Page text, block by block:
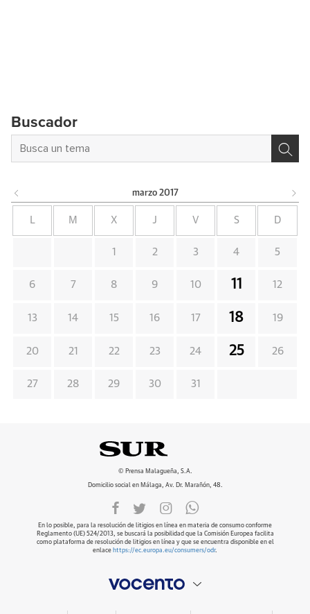
Buscador
marzo 2017
L M X J V S D
1 2 3 4 5
6 7 8 9 10 11 12
13 14 15 16 17 18 19
20 21 22 23 24 25 26
27 28 29 30 31
© Prensa Malagueña, S.A.
Domicilio social en Málaga, Av. Dr. Marañón, 48.
En lo posible, para la resolución de litigios en línea en materia de consumo conforme
Reglamento (UE) 524/2013, se buscará la posibilidad que la Comisión Europea facilita
como plataforma de resolución de litigios en línea y que se encuentra disponible en el
enlace https://ec.europa.eu/consumers/odr.